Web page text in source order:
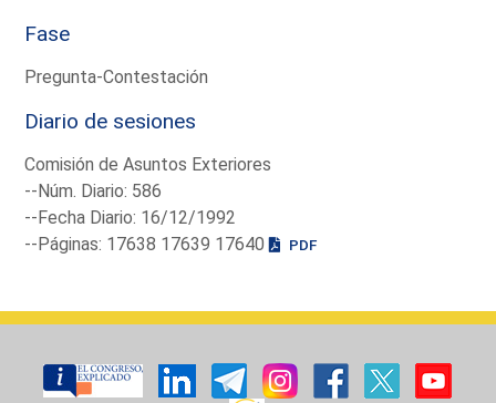
Fase
Pregunta-Contestación
Diario de sesiones
Comisión de Asuntos Exteriores
--Núm. Diario: 586
--Fecha Diario: 16/12/1992
--Páginas: 17638 17639 17640
PDF